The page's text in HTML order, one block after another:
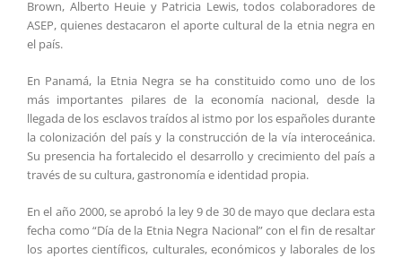
Brown, Alberto Heuie y Patricia Lewis, todos colaboradores de
ASEP, quienes destacaron el aporte cultural de la etnia negra en
el país.
En Panamá, la Etnia Negra se ha constituido como uno de los
más importantes pilares de la economía nacional, desde la
llegada de los esclavos traídos al istmo por los españoles durante
la colonización del país y la construcción de la vía interoceánica.
Su presencia ha fortalecido el desarrollo y crecimiento del país a
través de su cultura, gastronomía e identidad propia.
En el año 2000, se aprobó la ley 9 de 30 de mayo que declara esta
fecha como “Día de la Etnia Negra Nacional” con el fin de resaltar
los aportes científicos, culturales, económicos y laborales de los